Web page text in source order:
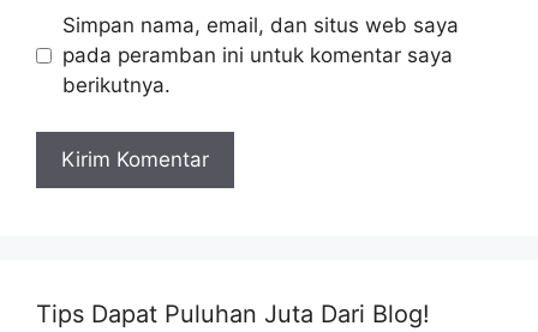
Simpan nama, email, dan situs web saya
pada peramban ini untuk komentar saya
berikutnya.
Tips Dapat Puluhan Juta Dari Blog!